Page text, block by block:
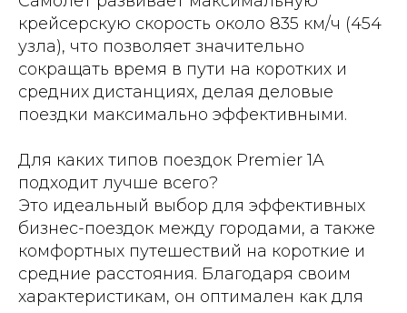
крейсерскую скорость около 835 км/ч (454
узла), что позволяет значительно
сокращать время в пути на коротких и
средних дистанциях, делая деловые
поездки максимально эффективными.
Для каких типов поездок Premier 1A
подходит лучше всего?
Это идеальный выбор для эффективных
бизнес-поездок между городами, а также
комфортных путешествий на короткие и
средние расстояния. Благодаря своим
характеристикам, он оптимален как для